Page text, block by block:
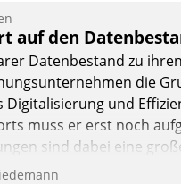
Management einen
auf den
Datenbestand zu
die
Digitalisierung und
muss er erst noch
sind dabei eine